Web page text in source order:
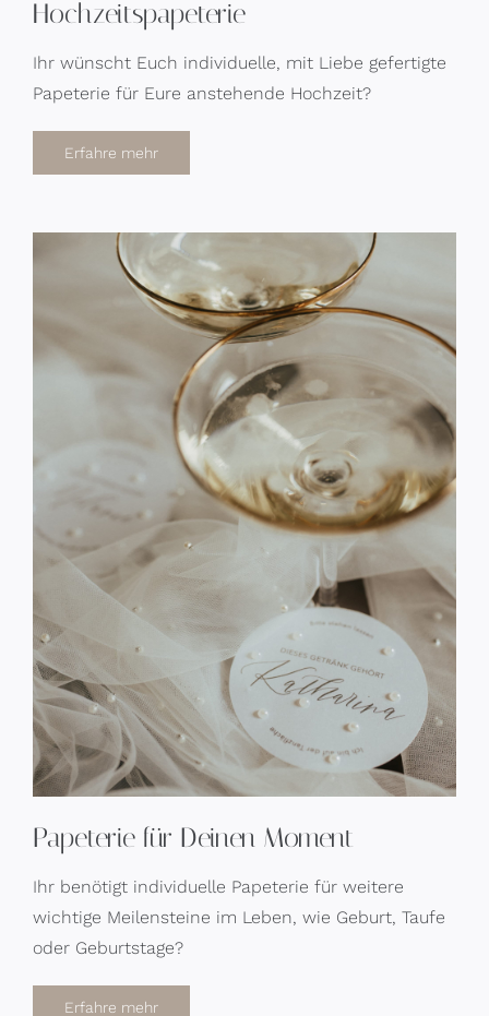
Hochzeitspapeterie
Ihr wünscht Euch individuelle, mit Liebe gefertigte
Papeterie für Eure anstehende Hochzeit?
Erfahre mehr
Papeterie für Deinen Moment
Ihr benötigt individuelle Papeterie für weitere
wichtige Meilensteine im Leben, wie Geburt, Taufe
oder Geburtstage?
Erfahre mehr